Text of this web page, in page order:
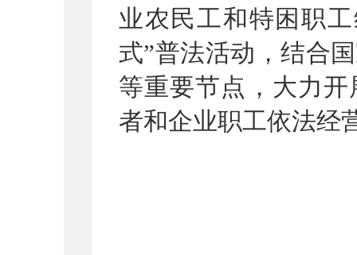
业农民工和特困职
式”普法活动，结合
等重要节点 ，大力开
者和企业职工依法经